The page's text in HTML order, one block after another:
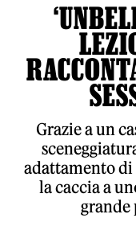
Grazie a un
adattamento di
la caccia a